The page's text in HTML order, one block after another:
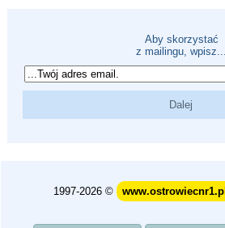
Aby skorzystać
z mailingu, wpisz...
1997-2026 © www.ostrowiecnr1.pl